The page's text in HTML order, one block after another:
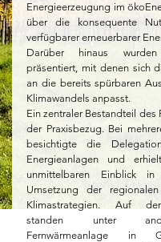
Energieerzeugung im
über die konsequente
verfügbarer erneuerbarer
Darüber hinaus wurden
präsentiert, mit denen sich
an die bereits spürbaren
Klimawandels anpasst.
Ein zentraler Bestandteil des
der Praxisbezug. Bei
besichtigte die
Energieanlagen und
unmittelbaren Einblick
Umsetzung der
Klimastrategien. Auf
standen unter
Fernwärmeanlage in